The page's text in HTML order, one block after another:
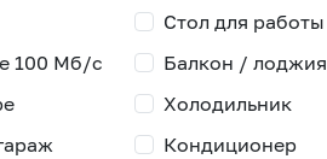
100 Мб/с
Стол для работы
Балкон / лоджия
Холодильник
Кондиционер